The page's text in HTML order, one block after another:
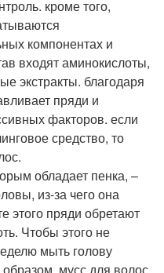
кроме того,
компонентах и
входят аминокислоты,
экстракты. благодаря
пряди и
факторов. если
средство, то
обладает пенка, –
из-за чего она
этого пряди обретают
Чтобы этого не
мыть голову